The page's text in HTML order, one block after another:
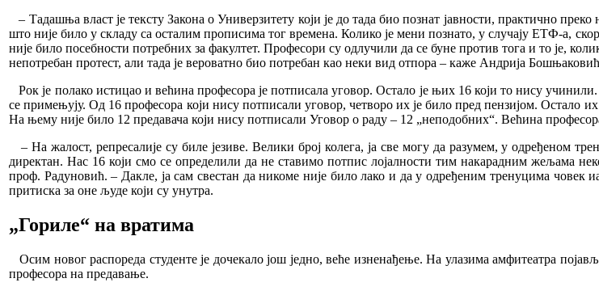
– Тадашња власт је тексту Законa о Универзитету који је до тада био познат јавности, практично
што није било у складу са осталим прописима тог времена. Колико је мени познато, у случају ЕТФ-a,
није било посебности потребних за факултет. Професори су одлучили да се буне против тога и то је,
непотребан протест, али тада је вероватно био потребан као неки вид отпора – каже Андрија
Рок је полако истицао и већина професора је потписала уговор. Остало је њих 16 који то нису
се примењују. Од 16 професора који нису потписали уговор, четворо их је било пред пензијом. Остало
На њему није било 12 предавача који нису потписали Уговор о раду – 12 „неподобних“. Већина
– На жалост, репресалије су биле језиве. Велики број колега, ја све могу да разумем, у одређеном
директан. Нас 16 који смо се определили да не ставимо потпис лојалности тим накарадним жељама
проф. Радуновић. – Дакле, ја сам свестан да никоме није било лако и да у одређеним тренуцима човек
притиска за оне људе који су унутра.
„Гориле“ на вратима
Осим новог распореда студенте је дочекало још једно, веће изненађење. На улазима амфитеатра
професора на предавање.